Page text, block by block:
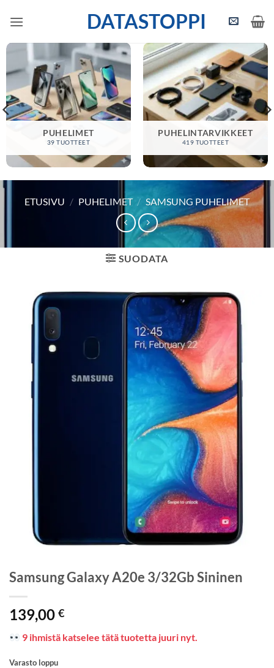
DATASTOPPI
PUHELIMET
39 TUOTTEET
PUHELINTARVIKKEET
419 TUOTTEET
ETUSIVU / PUHELIMET / SAMSUNG PUHELIMET
SUODATA
Samsung Galaxy A20e 3/32Gb Sininen
139,00 €
9 ihmistä katselee tätä tuotetta juuri nyt.
Varasto loppu